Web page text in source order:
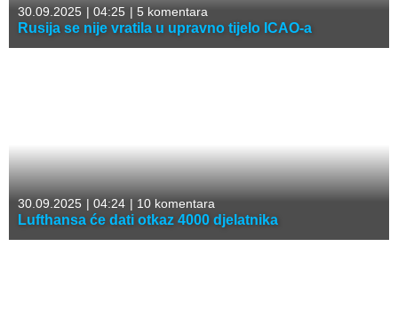
30.09.2025 | 04:25 | 5 komentara
Rusija se nije vratila u upravno tijelo ICAO-a
30.09.2025 | 04:24 | 10 komentara
Lufthansa će dati otkaz 4000 djelatnika